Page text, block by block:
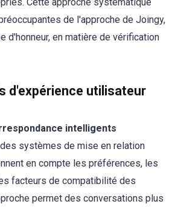
de l'approche de Joingy,
d'honneur, en matière de vérification
d'expérience utilisateur
intelligents
systèmes de mise en relation
en compte les préférences, les
facteurs de compatibilité des
permet des conversations plus